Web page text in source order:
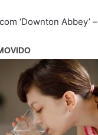
‘Downton Abbey’ –